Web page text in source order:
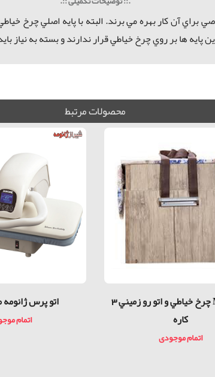
براي آن كار بهره مي برند. البته باپایه اصليچرخ
پايه ها بر روي چرخ خياطي قرار ندارند و بسته به نياز
محصولات مرتبط
اتو پرس ژانومه
اتمام
ميز MDF چرخ خياطي و اتو رو زميني 3
كاره
اتمام موجودی